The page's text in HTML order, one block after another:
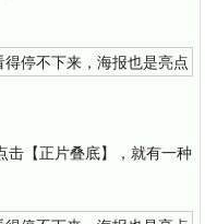
击【正片叠底】，就有一种